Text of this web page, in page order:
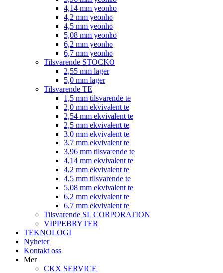
4,14 mm yeonho
4,2 mm yeonho
4,5 mm yeonho
5,08 mm yeonho
6,2 mm yeonho
6,7 mm yeonho
Tilsvarende STOCKO
2,55 mm lager
5,0 mm lager
Tilsvarende TE
1,5 mm tilsvarende te
2,0 mm ekvivalent te
2,54 mm ekvivalent te
2,5 mm ekvivalent te
3,0 mm ekvivalent te
3,7 mm ekvivalent te
3,96 mm tilsvarende te
4,14 mm ekvivalent te
4,2 mm ekvivalent te
4,5 mm tilsvarende te
5,08 mm ekvivalent te
6,2 mm ekvivalent te
6,7 mm ekvivalent te
Tilsvarende SL CORPORATION
VIPPEBRYTER
TEKNOLOGI
Nyheter
Kontakt oss
Mer
CKX SERVICE